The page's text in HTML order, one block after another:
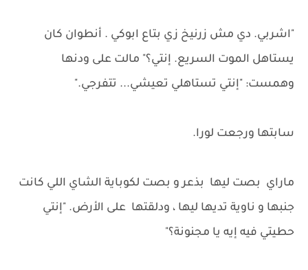
"اشربي. دي مش زرنيخ زي بتاع ابوكي . أنطوان كان
يستاهل الموت السريع. إنتي؟" مالت على ودنها
وهمست: "إنتي تستاهلي تعيشي... تتفرجي."
سابتها ورجعت لورا.
ماراي بصت ليها بذعر و بصت لكوباية الشاي اللي كانت
جنبها و ناوية تديها ليها ، ودلقتها على الأرض. "إنتي
حطيتي فيه إيه يا مجنونة؟"